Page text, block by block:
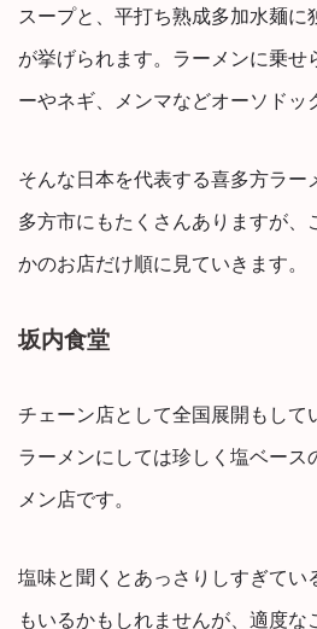
スープと、平打ち熟成多加水麺に
が挙げられます。ラーメンに乗せ
ーやネギ、メンマなどオーソドッ
そんな日本を代表する喜多方ラー
多方市にもたくさんありますが、
かのお店だけ順に見ていきます。
坂内食堂
チェーン店として全国展開もして
ラーメンにしては珍しく塩ベース
メン店です。
塩味と聞くとあっさりしすぎてい
もいるかもしれませんが、適度な